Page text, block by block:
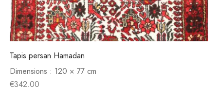
Tapis persan Hamadan
Dimensions : 120 × 77 cm
€342.00